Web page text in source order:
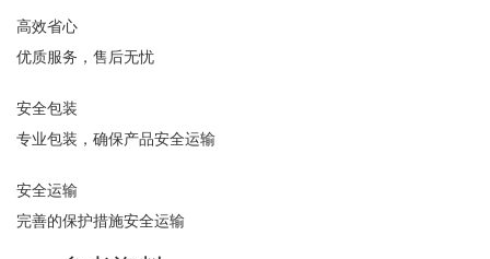
高效省心
优质服务，售后无忧
安全包装
专业包装，确保产品安全运输
安全运输
完善的保护措施安全运输